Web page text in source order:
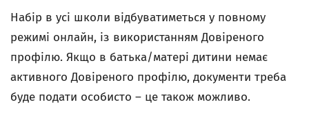
Набір в усі школи відбуватиметься у повному
режимі онлайн, із використанням Довіреного
профілю. Якщо в батька/матері дитини немає
активного Довіреного профілю, документи треба
буде подати особисто – це також можливо.